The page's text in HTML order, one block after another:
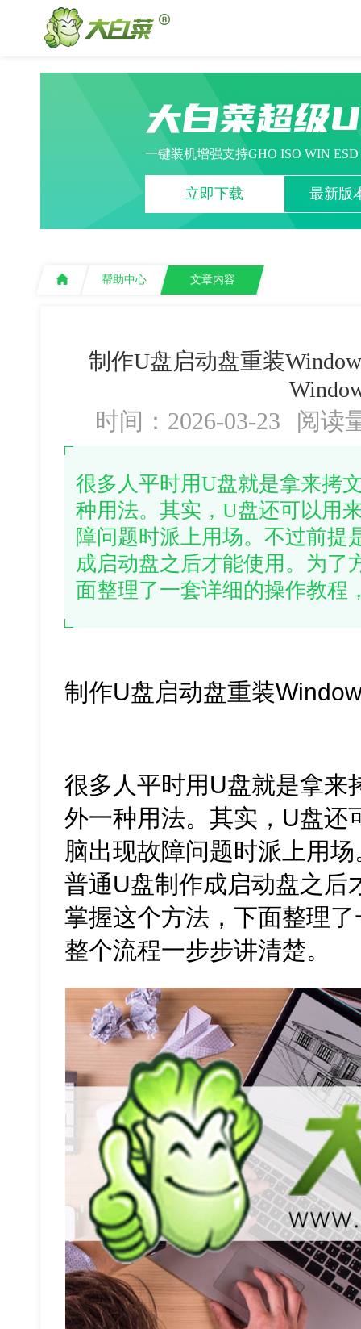
大白菜超级
一键装机增强支持GHO ISO WIN
立即下载 最新版
帮助中心 文章内容
制作U盘启动盘重装
时间：2026-03-23 阅读
很多人平时用U盘就是拿来拷
种用法。其实，U盘还可以用
障问题时派上用场。不过前提
成启动盘之后才能使用。为了
面整理了一套详细的操作教程
制作U盘启动盘重装
很多人平时用U盘就是拿来
外一种用法。其实，U盘还
脑出现故障问题时派上用
普通U盘制作成启动盘之后
掌握这个方法，下面整理
整个流程一步步讲清楚。